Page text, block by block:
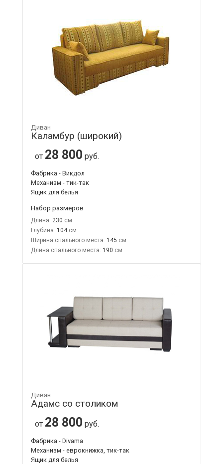
Диван
Каламбур (широкий)
от 28 800 руб.
Фабрика - Викдол
Механизм - тик-так
Ящик для белья
Набор размеров
Длина: 230
Глубина: 104
Ширина спального места: 145
Длина спального места: 190
Диван
Адамс со столиком
от 28 800 руб.
Фабрика - Divama
Механизм - еврокнижка, тик-так
Ящик для белья